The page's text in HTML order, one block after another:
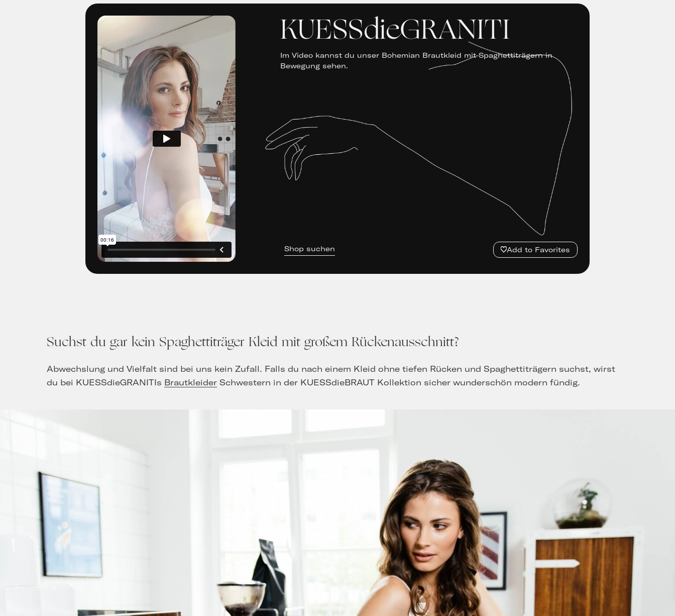
KUESSdieGRANITI
Im Video kannst du unser Bohemian Brautkleid mit Spaghettiträgern in
Bewegung sehen.
Shop suchen Add to Favorites
Suchst du gar kein Spaghettiträger Kleid mit großem Rückenausschnitt?
Abwechslung und Vielfalt sind bei uns kein Zufall. Falls du nach einem Kleid ohne tiefen Rücken und Spaghettiträgern suchst, wirst
du bei KUESSdieGRANITIs BrautkleiderSchwestern in der KUESSdieBRAUT Kollektion sicher wunderschön modern fündig.